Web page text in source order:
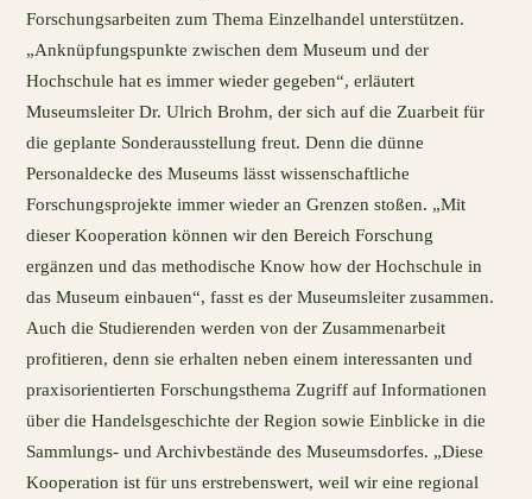
Forschungsarbeiten zum Thema Einzelhandel unterstützen.
„Anknüpfungspunkte zwischen dem Museum und der
Hochschule hat es immer wieder gegeben“, erläutert
Museumsleiter Dr. Ulrich Brohm, der sich auf die Zuarbeit für
die geplante Sonderausstellung freut. Denn die dünne
Personaldecke des Museums lässt wissenschaftliche
Forschungsprojekte immer wieder an Grenzen stoßen. „Mit
dieser Kooperation können wir den Bereich Forschung
ergänzen und das methodische Know how der Hochschule in
das Museum einbauen“, fasst es der Museumsleiter zusammen.
Auch die Studierenden werden von der Zusammenarbeit
profitieren, denn sie erhalten neben einem interessanten und
praxisorientierten Forschungsthema Zugriff auf Informationen
über die Handelsgeschichte der Region sowie Einblicke in die
Sammlungs- und Archivbestände des Museumsdorfes. „Diese
Kooperation ist für uns erstrebenswert, weil wir eine regional